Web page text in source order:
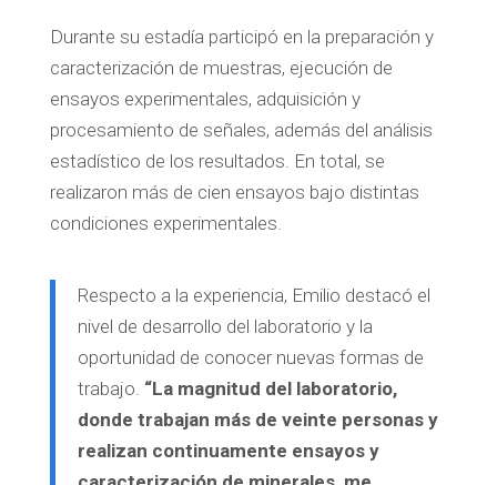
Durante su estadía participó en la preparación y
caracterización de muestras, ejecución de
ensayos experimentales, adquisición y
procesamiento de señales, además del análisis
estadístico de los resultados. En total, se
realizaron más de cien ensayos bajo distintas
condiciones experimentales.
Respecto a la experiencia, Emilio destacó el
nivel de desarrollo del laboratorio y la
oportunidad de conocer nuevas formas de
trabajo. “La magnitud del laboratorio,
donde trabajan más de veinte personas y
realizan continuamente ensayos y